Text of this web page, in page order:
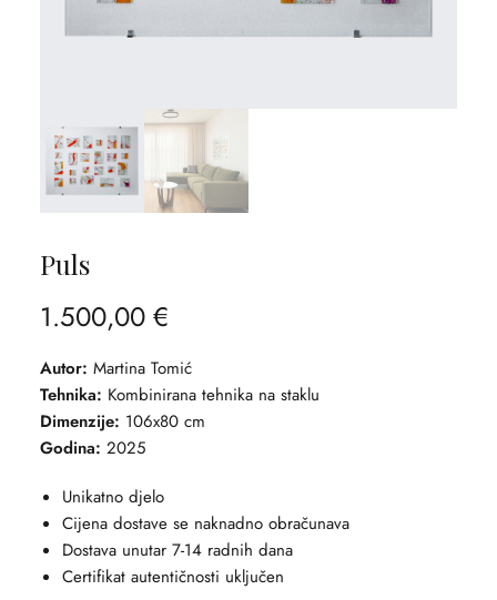
Puls
1.500,00 €
Autor: Martina Tomić
Tehnika: Kombinirana tehnika na staklu
Dimenzije: 106x80 cm
Godina: 2025
Unikatno djelo
Cijena dostave se naknadno obračunava
Dostava unutar 7-14 radnih dana
Certifikat autentičnosti uključen